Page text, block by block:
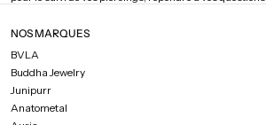
NOS MARQUES
BVLA
Buddha Jewelry
Junipurr
Anatometal